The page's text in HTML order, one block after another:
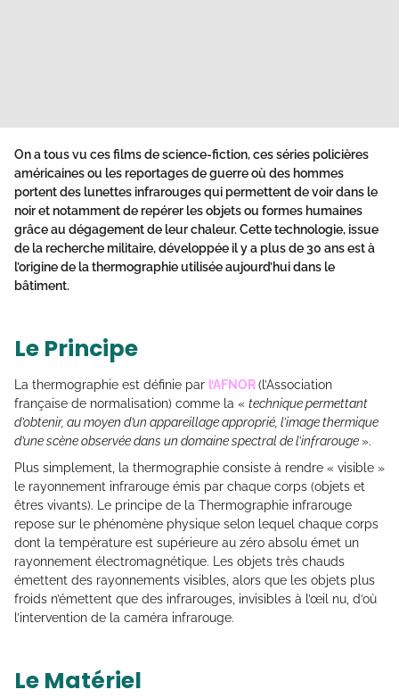
On a tous vu ces films de science-fiction, ces séries policières
américaines ou les reportages de guerre où des hommes
portent des lunettes infrarouges qui permettent de voir dans le
noir et notamment de repérer les objets ou formes humaines
grâce au dégagement de leur chaleur. Cette technologie, issue
de la recherche militaire, développée il y a plus de 30 ans est à
l’origine de la thermographie utilisée aujourd’hui dans le
bâtiment.
Le Principe
La thermographie est définie par l’AFNOR(l’Association
française de normalisation) comme la « technique permettant
d’obtenir, au moyen d’un appareillage approprié, l’image thermique
d’une scène observée dans un domaine spectral de l’infrarouge ».
Plus simplement, la thermographie consiste à rendre « visible »
le rayonnement infrarouge émis par chaque corps (objets et
êtres vivants). Le principe de la Thermographie infrarouge
repose sur le phénomène physique selon lequel chaque corps
dont la température est supérieure au zéro absolu émet un
rayonnement électromagnétique. Les objets très chauds
émettent des rayonnements visibles, alors que les objets plus
froids n’émettent que des infrarouges, invisibles à l’œil nu, d’où
l’intervention de la caméra infrarouge.
Le Matériel